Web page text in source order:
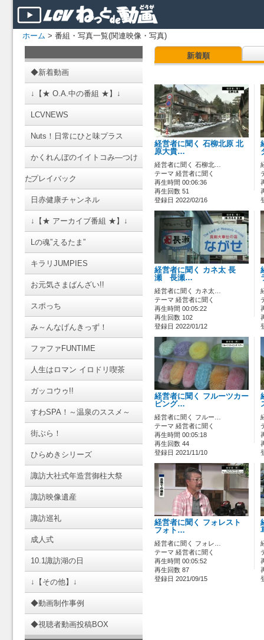
ホーム > 番組・写真一覧(関連映像・写真)
◆新着動画
↓【★ O.A.中の番組 ★】↓
LCVNEWS
Nuts！日常にひと味プラス
かくれんぼのイイトコみ―つけ
たプレイバック
日赤健康チャンネル
↓【★ アーカイブ番組 ★】↓
Lの魂”えるたま”
キラリJUMPIES
お元気さまばんざい!!
スポっち
み～んなげんきっず！
ファファFUNTIME
人生はロマン イロドリ喫茶
ガッコウゥ!!
すわSPA！～温泉のススメ～
街ぶら！
ひらめきシリーズ
諏訪大社式年造営御柱大祭
諏訪映像遺産
諏訪巡礼
成人式
10.1諏訪湖の日
↓【その他】↓
◆動画制作事例
◆視聴者動画投稿BOX
新着順
経営者に聞く 石柳北原 北
原大貴…
経営者に聞く 石柳北…
テーマ 経営者に聞く
再生時間 00:06:36
再生回数 51
登録日 2022/02/16
経営者に聞く カネ太 長
瀬 長瀬…
経営者に聞く カネ太…
テーマ 経営者に聞く
再生時間 00:05:22
再生回数 102
登録日 2022/01/12
経営者に聞く フルーツカー
ビング…
経営者に聞く フルー…
テーマ 経営者に聞く
再生時間 00:05:18
再生回数 44
登録日 2021/11/10
経営者に聞く フォレスト
フォト…
経営者に聞く フォレ…
テーマ 経営者に聞く
再生時間 00:05:52
再生回数 87
登録日 2021/09/15